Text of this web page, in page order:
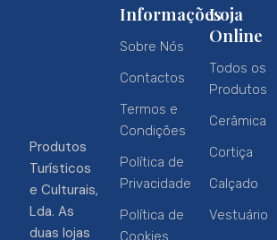
Produtos
Turísticos
e Culturais,
Lda. As
duas lojas
Informações
Sobre Nós
Contactos
Termos e
Condições
Política de
Privacidade
Política de
Cookies
Loja
Online
Todos os
Produtos
Cerâmica
Cortiça
Calçado
Vestuário